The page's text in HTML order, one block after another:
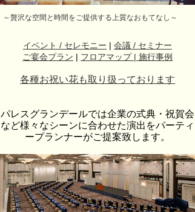
～贅沢な空間と時間をご提供する上質なおもてなし～
イベント / セレモニー | 会議 / セミナー
ご宴会プラン | フロアマップ | 施行事例
各種お祝い花も取り扱っております
パレスグランデールでは企業の式典・祝賀会
など様々なシーンに合わせた演出をパーティ
ープランナーがご提案致します。